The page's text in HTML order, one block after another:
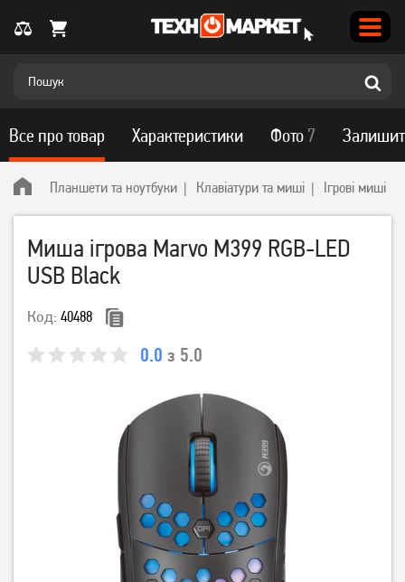
Планшети та ноутбуки Клавіатури та миші Ігрові миші
Миша ігрова Marvo M399 RGB-LED
USB Black
Код: 40488
0.0 з 5.0
Все про товар Характеристики Фото 7